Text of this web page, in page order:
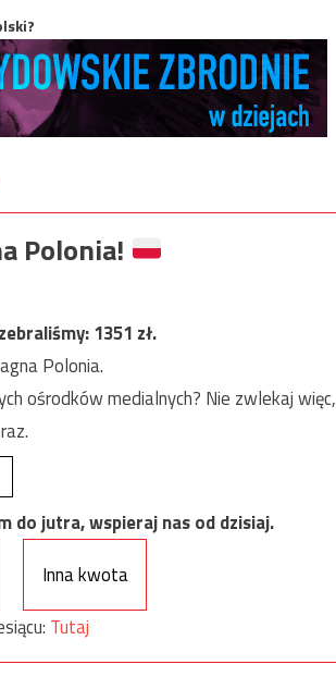
Polonia!
1351 zł.
Polonia.
ośrodków medialnych? Nie zwlekaj więc,
do jutra, wspieraj nas od dzisiaj.
Inna kwota
Tutaj